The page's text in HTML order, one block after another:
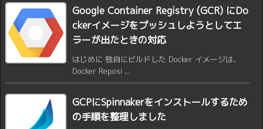
Google Container Registry (GCR) にDo
ckerイメージをプッシュしようとしてエ
ラーが出たときの対応
はじめに 独自にビルドした Docker イメージは、
Docker Reposi ...
GCPにSpinnakerをインストールするため
の手順を整理しました